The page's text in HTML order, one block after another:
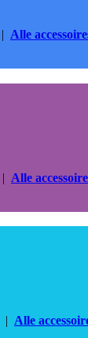
| Alle
| Alle
| Alle